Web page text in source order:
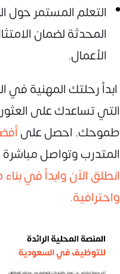
التعلم المستمر حول
المحدثة لضمان
الأعمال.
ابدأ رحلتك المهنية في
التي تساعدك على
طموحك. احصل على
المتدرب وتواصل
انطلق الآن وابدأ في
واحترافية.